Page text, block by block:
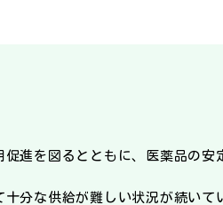
進を図るとともに、医薬品の安
分な供給が難しい状況が続いて